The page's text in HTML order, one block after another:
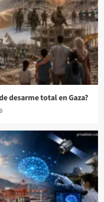
desarme total en Gaza?
0